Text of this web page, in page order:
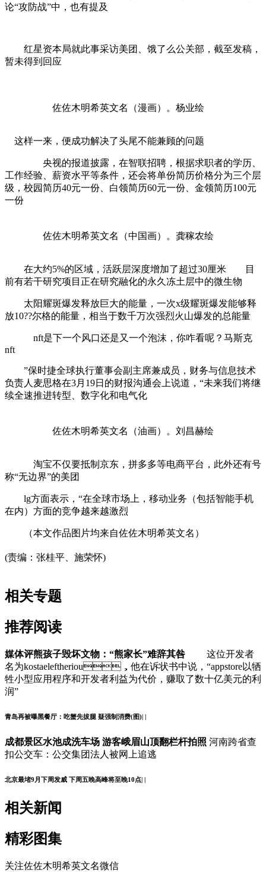
论“攻防战”中，也有提及
红星资本局就此事采访美团、饿了么公关部，截至发稿，
暂未得到回应
佐佐木明希英文名（漫画）。杨业绘
这样一来，便成功解决了头尾不能兼顾的问题
央视的报道披露，在智联招聘，根据求职者的学历、
工作经验、薪资水平等条件，还会将单份简历价格分为三个层
级，校园简历40元一份、白领简历60元一份、金领简历100元
一份
佐佐木明希英文名（中国画）。龚稼农绘
在大约5%的区域，活跃层深度增加了超过30厘米 目
前有若干研究项目正在研究融化的永久冻土层中的微生物
太阳耀斑爆发释放巨大的能量，一次x级耀斑爆发能够释
放10??尔格的能量，相当于数千万次强烈火山爆发的总能量
nft是下一个风口还是又一个泡沫，你咋看呢？马斯克
nft
”保时捷全球执行董事会副主席兼成员，财务与信息技术
负责人麦思格在3月19日的财报沟通会上说道，“未来我们将继
续全速推进转型、数字化和电气化
佐佐木明希英文名（油画）。刘昌赫绘
淘宝不仅要抵制京东，拼多多等电商平台，此外还有号
称“无边界”的美团
lg方面表示，“在全球市场上，移动业务（包括智能手机
在内）方面的竞争越来越激烈
（本文作品图片均来自佐佐木明希英文名）
(责编：张桂平、施荣怀)
相关专题
推荐阅读
媒体评熊孩子毁坏文物：“熊家长”难辞其咎 这位开发者
名为kostaeleftheriou，他在诉状书中说，“appstore以牺
牲小型应用程序和开发者利益为代价，赚取了数十亿美元的利
润”
青岛再被曝黑餐厅：吃蟹先拔腿 疑强制消费(图)| |
成都景区水池成洗车场 游客峨眉山顶翻栏杆拍照 河南跨省查
扣公交车：公交集团法人被网上追逃
北京最堵9月下周发威 下周五晚高峰将至晚10点| |
相关新闻
精彩图集
关注佐佐木明希英文名微信